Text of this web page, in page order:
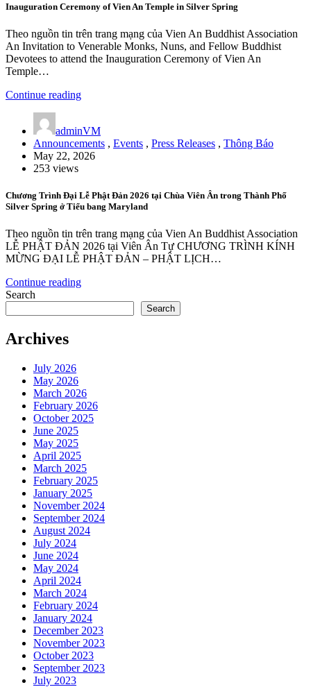
Inauguration Ceremony of Vien An Temple in Silver Spring
Theo nguồn tin trên trang mạng của Vien An Buddhist Association
An Invitation to Venerable Monks, Nuns, and Fellow Buddhist
Devotees to attend the Inauguration Ceremony of Vien An
Temple…
Continue reading
adminVM
Announcements , Events , Press Releases , Thông Báo
May 22, 2026
253 views
Chương Trình Đại Lễ Phật Đản 2026 tại Chùa Viên Ân trong Thành Phố
Silver Spring ở Tiểu bang Maryland
Theo nguồn tin trên trang mạng của Vien An Buddhist Association
LỄ PHẬT ĐẢN 2026 tại Viên Ân Tự CHƯƠNG TRÌNH KÍNH
MỪNG ĐẠI LỄ PHẬT ĐẢN – PHẬT LỊCH…
Continue reading
Search
Search
Archives
July 2026
May 2026
March 2026
February 2026
October 2025
June 2025
May 2025
April 2025
March 2025
February 2025
January 2025
November 2024
September 2024
August 2024
July 2024
June 2024
May 2024
April 2024
March 2024
February 2024
January 2024
December 2023
November 2023
October 2023
September 2023
July 2023